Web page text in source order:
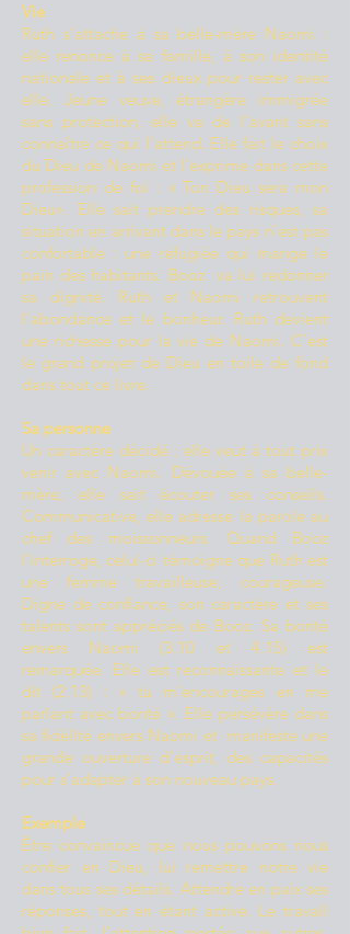
Vie
Ruth s’attache à sa belle-mère Naomi :
elle renonce à sa famille, à son identité
nationale et à ses dieux pour rester avec
elle. Jeune veuve, étrangère immigrée
sans protection, elle va de l’avant sans
connaître ce qui l’attend. Elle fait le choix
du Dieu de Naomi et l’exprime dans cette
profession de foi : « Ton Dieu sera mon
Dieu». Elle sait prendre des risques, sa
situation en arrivant dans le pays n’est pas
confortable : une réfugiée qui mange le
pain des habitants. Booz va lui redonner
sa dignité. Ruth et Naomi retrouvent
l’abondance et le bonheur. Ruth devient
une richesse pour la vie de Naomi. C'est
le grand projet de Dieu en toile de fond
dans tout ce livre.
Sa personne
Un caractère décidé : elle veut à tout prix
venir avec Naomi. Dévouée à sa belle-
mère, elle sait écouter ses conseils.
Communicative, elle adresse la parole au
chef des moissonneurs. Quand Booz
l’interroge, celui-ci témoigne que Ruth est
une femme travailleuse, courageuse.
Digne de confiance, son caractère et ses
talents sont appréciés de Booz. Sa bonté
envers Naomi (3.10 et 4.15) est
remarquée. Elle est reconnaissante et le
dit (2.13) : « tu m’encourages en me
parlant avec bonté ». Elle persévère dans
sa fidélité envers Naomi et manifeste une
grande ouverture d’esprit, des capacités
pour s’adapter à son nouveau pays.
Exemple
Être convaincue que nous pouvons nous
confier en Dieu, lui remettre notre vie
dans tous ses détails. Attendre en paix ses
réponses, tout en étant active. Le travail